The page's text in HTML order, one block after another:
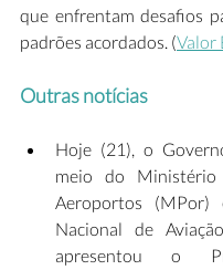
que enfrentam desafios
padrões acordados. (Valor
Outras notícias
Hoje (21), o
meio do
Aeroportos (MPor)
Nacional de
apresentou o